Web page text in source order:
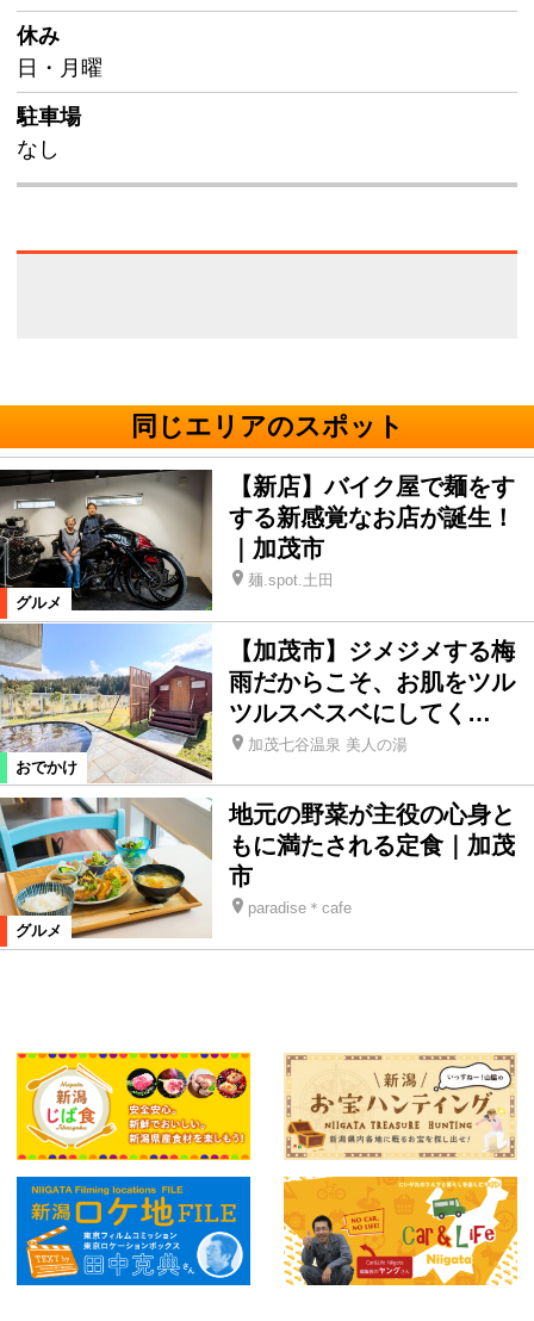
休み
日・月曜
駐車場
なし
同じエリアのスポット
グルメ
【新店】バイク屋で麺をす
する新感覚なお店が誕生！
｜加茂市
麺.spot.土田
おでかけ
【加茂市】ジメジメする梅
雨だからこそ、お肌をツル
ツルスベスベにしてく…
加茂七谷温泉 美人の湯
グルメ
地元の野菜が主役の心身と
もに満たされる定食｜加茂
市
paradise＊cafe